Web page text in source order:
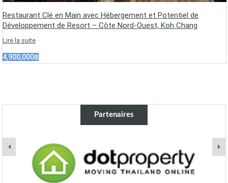
Restaurant Clé en Main avec Hébergement et Potentiel de
Développement de Resort – Côte Nord-Ouest, Koh Chang
Lire la suite
4,900,000฿
Partenaires